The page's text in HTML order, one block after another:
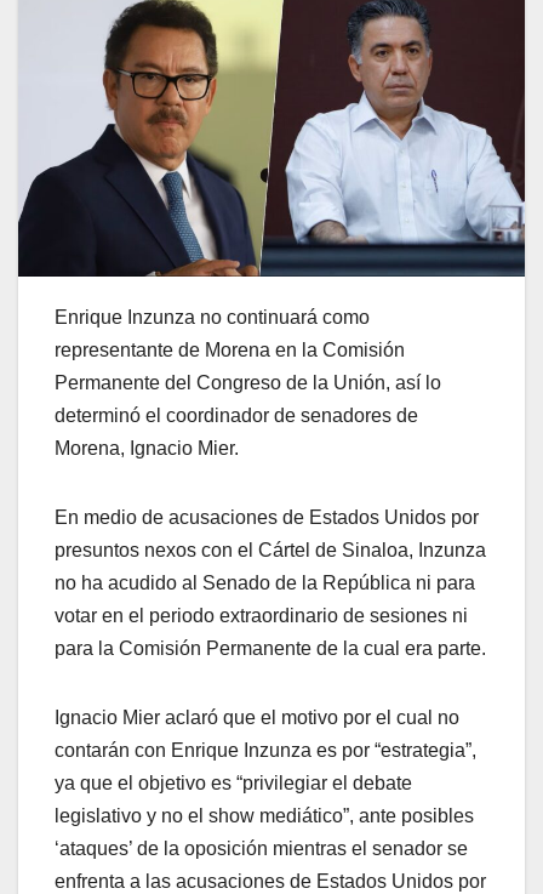
Enrique Inzunza no continuará como
representante de Morena en la Comisión
Permanente del Congreso de la Unión, así lo
determinó el coordinador de senadores de
Morena, Ignacio Mier.
En medio de acusaciones de Estados Unidos por
presuntos nexos con el Cártel de Sinaloa, Inzunza
no ha acudido al Senado de la República ni para
votar en el periodo extraordinario de sesiones ni
para la Comisión Permanente de la cual era parte.
Ignacio Mier aclaró que el motivo por el cual no
contarán con Enrique Inzunza es por “estrategia”,
ya que el objetivo es “privilegiar el debate
legislativo y no el show mediático”, ante posibles
‘ataques’ de la oposición mientras el senador se
enfrenta a las acusaciones de Estados Unidos por